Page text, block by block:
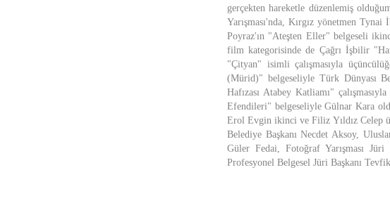
gerçekten hareketle düzenlemiş
Yarışması'nda, Kırgız yönetmen
Poyraz'ın "Ateşten Eller" belgeseli
film kategorisinde de Çağrı İşbilir
"Çityan" isimli çalışmasıyla
(Mürid)" belgeseliyle Türk Dünyası
Hafızası Atabey Katliamı"
Efendileri" belgeseliyle Gülnar Kara
Erol Evgin ikinci ve Filiz Yıldız Celep
Belediye Başkanı Necdet Aksoy,
Güler Fedai, Fotoğraf Yarışması Jüri
Profesyonel Belgesel Jüri Başkanı